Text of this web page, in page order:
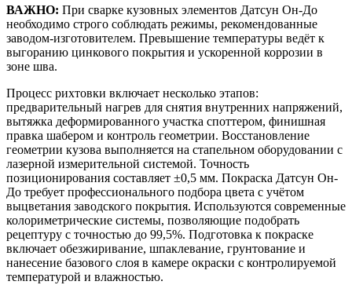
ВАЖНО: При сварке кузовных элементов Датсун Он-До
необходимо строго соблюдать режимы, рекомендованные
заводом-изготовителем. Превышение температуры ведёт к
выгоранию цинкового покрытия и ускоренной коррозии в
зоне шва.
Процесс рихтовки включает несколько этапов:
предварительный нагрев для снятия внутренних напряжений,
вытяжка деформированного участка споттером, финишная
правка шабером и контроль геометрии. Восстановление
геометрии кузова выполняется на стапельном оборудовании с
лазерной измерительной системой. Точность
позиционирования составляет ±0,5 мм. Покраска Датсун Он-
До требует профессионального подбора цвета с учётом
выцветания заводского покрытия. Используются современные
колориметрические системы, позволяющие подобрать
рецептуру с точностью до 99,5%. Подготовка к покраске
включает обезжиривание, шпаклевание, грунтование и
нанесение базового слоя в камере окраски с контролируемой
температурой и влажностью.